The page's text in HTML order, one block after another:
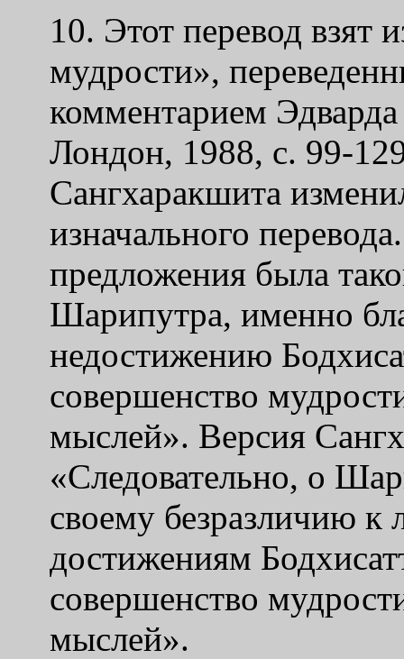
10. Этот перевод взят
мудрости»,
комментарием
Лондон, 1988, с. 99-
Сангхаракшита
изначального
предложения была
Шарипутра, именно
недостижению
совершенство
мыслей». Версия
«Следовательно, о
своему безразличию
достижениям
совершенство
мыслей».